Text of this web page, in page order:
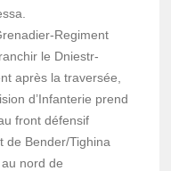
Regiment
le Dniestr-
après la traversée,
d’Infanterie prend
front défensif
de Bender/Tighina
nord de